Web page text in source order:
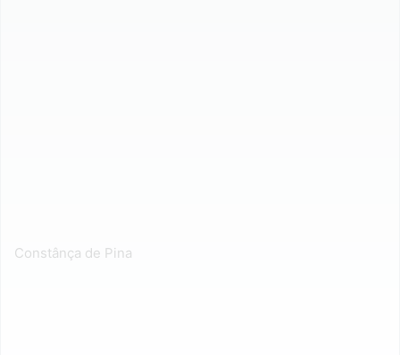
Constânça de Pina